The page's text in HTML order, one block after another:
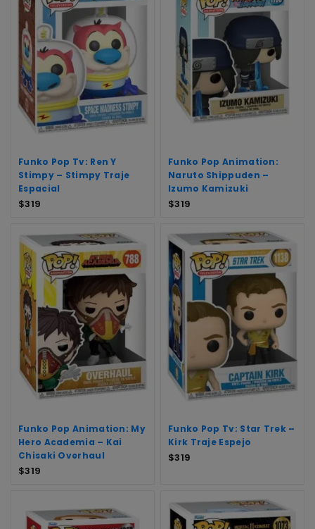
Funko Pop Tv: Ren Y
Stimpy – Stimpy Traje
Espacial
$319
Funko Pop Animation:
Naruto Shippuden –
Izumo Kamizuki
$319
Funko Pop Animation: My
Hero Academia – Kai
Chisaki Overhaul
$319
Funko Pop Tv: Star Trek –
Kirk Traje Espejo
$319